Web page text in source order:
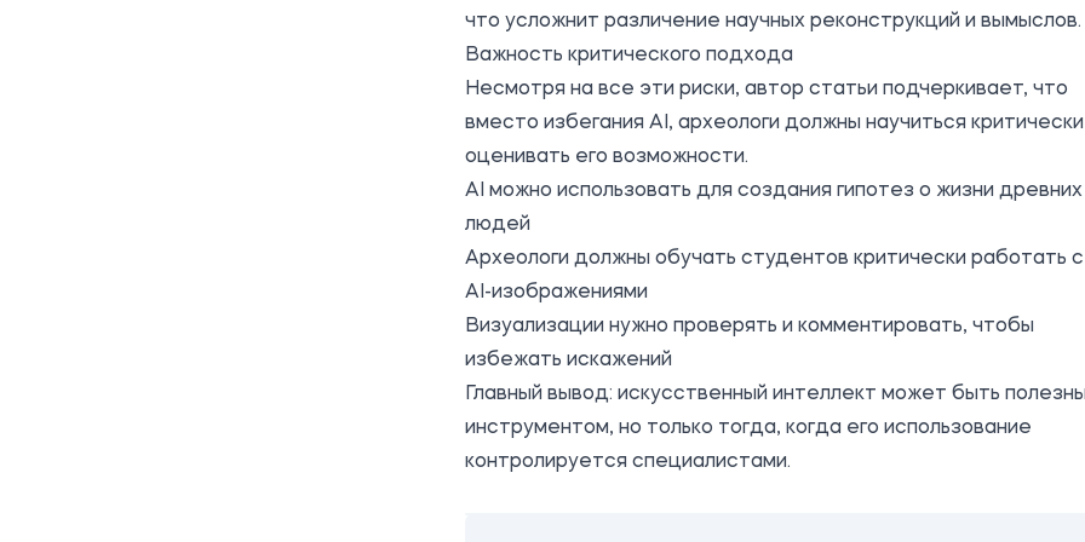
что усложнит различение научных реконструкций и вымыслов.
Важность критического подхода
Несмотря на все эти риски, автор статьи подчеркивает, что
вместо избегания AI, археологи должны научиться критически
оценивать его возможности.
AI можно использовать для создания гипотез о жизни древних
людей
Археологи должны обучать студентов критически работать с
AI-изображениями
Визуализации нужно проверять и комментировать, чтобы
избежать искажений
Главный вывод: искусственный интеллект может быть
инструментом, но только тогда, когда его использование
контролируется специалистами.